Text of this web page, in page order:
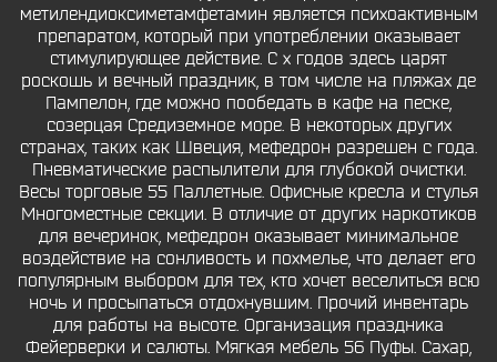
метилендиоксиметамфетамин является психоактивным
препаратом, который при употреблении оказывает
стимулирующее действие. С х годов здесь царят
роскошь и вечный праздник, в том числе на пляжах де
Пампелон, где можно пообедать в кафе на песке,
созерцая Средиземное море. В некоторых других
странах, таких как Швеция, мефедрон разрешен с года.
Пневматические распылители для глубокой очистки.
Весы торговые 55 Паллетные. Офисные кресла и стулья
Многоместные секции. В отличие от других наркотиков
для вечеринок, мефедрон оказывает минимальное
воздействие на сонливость и похмелье, что делает его
популярным выбором для тех, кто хочет веселиться всю
ночь и просыпаться отдохнувшим. Прочий инвентарь
для работы на высоте. Организация праздника
Фейерверки и салюты. Мягкая мебель 56 Пуфы. Сахар,